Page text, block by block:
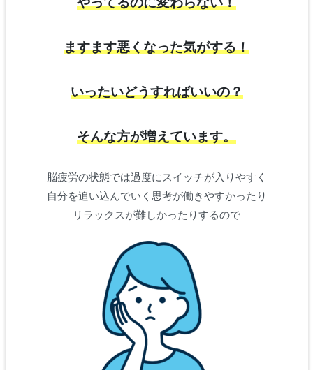
ますます悪くなった気がする！
いったいどうすればいいの？
そんな方が増えています。
脳疲労の状態では過度にスイッチが入りやすく
自分を追い込んでいく思考が働きやすかったり
リラックスが難しかったりするので